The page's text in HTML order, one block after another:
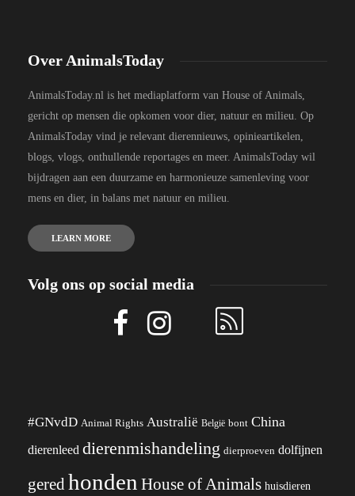
Over AnimalsToday
AnimalsToday.nl is het mediaplatform van House of Animals,
gericht op mensen die opkomen voor dier, natuur en milieu. Op
AnimalsToday vind je relevant dierennieuws, opinieartikelen,
blogs, vlogs, onthullende reportages en meer. AnimalsToday wil
bijdragen aan een duurzame en harmonieuze samenleving voor
mens en dier, in balans met natuur en milieu.
LEARN MORE
Volg ons op social media
#GNvdD Animal Rights Australië België bont China
dierenleed dierenmishandeling dierproeven dolfijnen
geredhonden House of Animals huisdieren